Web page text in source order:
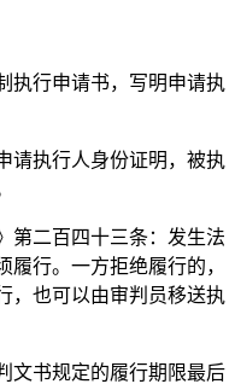
行申请书，写明申请执
执行人身份证明，被执
第二百四十三条：发生法
行。一方拒绝履行的，
，也可以由审判员移送执
书规定的履行期限最后